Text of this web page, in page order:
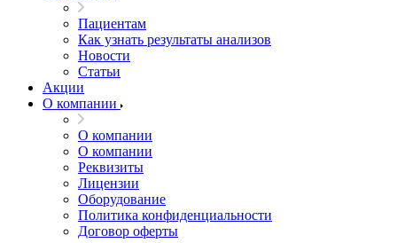
Пациентам
Как узнать результаты анализов
Новости
Статьи
Акции
О компании
О компании
О компании
Реквизиты
Лицензии
Оборудование
Политика конфиденциальности
Договор оферты